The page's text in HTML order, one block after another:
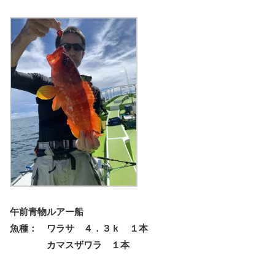
午前青物ルアー船
魚種： ワラサ ４．３ｋ １本
カマスザワラ １本